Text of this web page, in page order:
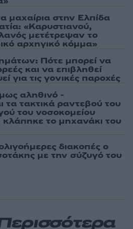
μαχαίρια στην Ελπίδα
«Καρυστιανού,
μετέτρεψαν το
αρχηγικό κόμμα»
Πότε μπορεί να
και να επιβληθεί
για τις γονικές παροχές
αληθινό -
τα τακτικά ραντεβού του
του νοσοκομείου
το μηχανάκι του
διακοπές ο
με την σύζυγό του